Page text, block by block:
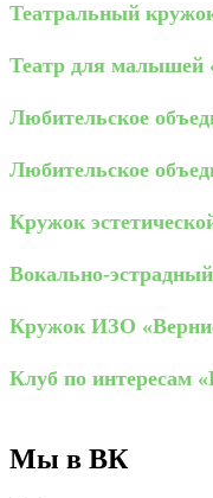
Театральный
Театр для малышей
Любительское
Любительское
Кружок
Вокально-
Кружок ИЗО
Клуб по интересам
Мы в ВК